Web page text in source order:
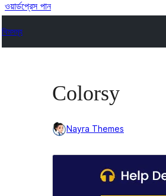
ওয়ার্ডপ্রেস পান
থিমসমূহ
Colorsy
Nayra Themes